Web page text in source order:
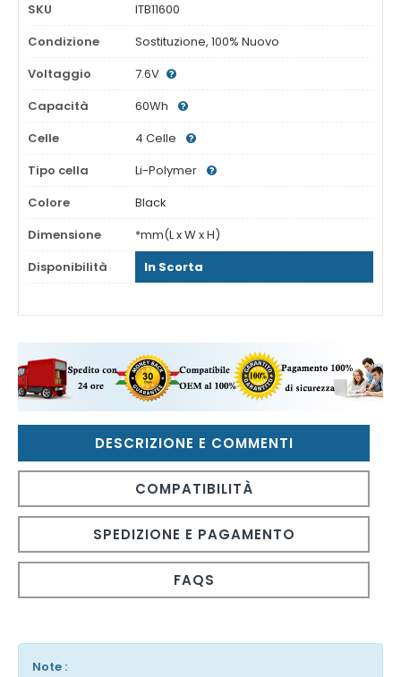
SKU
ITB11600
Condizione
Sostituzione, 100% Nuovo
Voltaggio
7.6V
Capacità
60Wh
Celle
4 Celle
Tipo cella
Li-Polymer
Colore
Black
Dimensione
*mm(L x W x H)
Disponibilità
In Scorta
DESCRIZIONE E COMMENTI
COMPATIBILITÀ
SPEDIZIONE E PAGAMENTO
FAQS
Note :